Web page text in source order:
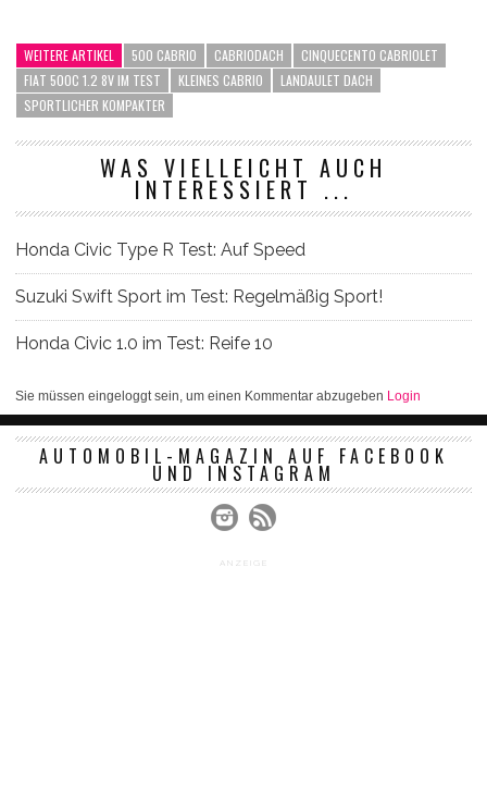
WEITERE ARTIKEL 500 CABRIO CABRIODACH
CINQUECENTO CABRIOLET
FIAT 500C 1.2 8V IM TEST
KLEINES CABRIO
LANDAULET DACH
SPORTLICHER KOMPAKTER
WAS VIELLEICHT AUCH
INTERESSIERT ...
Honda Civic Type R Test: Auf Speed
Suzuki Swift Sport im Test: Regelmäßig Sport!
Honda Civic 1.0 im Test: Reife 10
Sie müssen eingeloggt sein, um einen Kommentar abzugeben Login
AUTOMOBIL-MAGAZIN AUF FACEBOOK
UND INSTAGRAM
ANZEIGE